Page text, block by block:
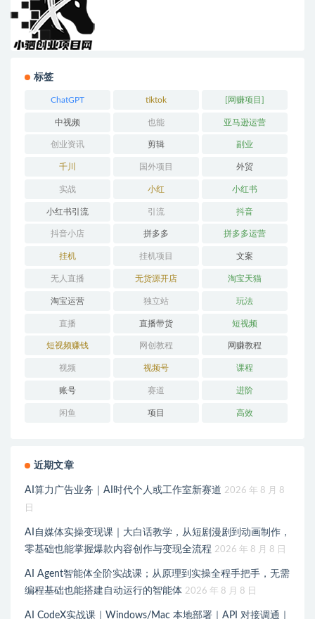
标签
ChatGPT tiktok [网赚项目]
中视频 也能 亚马逊运营
创业资讯 剪辑 副业
千川 国外项目 外贸
实战 小红 小红书
小红书引流 引流 抖音
抖音小店 拼多多 拼多多运营
挂机 挂机项目 文案
无人直播 无货源开店 淘宝天猫
淘宝运营 独立站 玩法
直播 直播带货 短视频
短视频赚钱 网创教程 网赚教程
视频 视频号 课程
账号 赛道 进阶
闲鱼 项目 高效
近期文章
AI算力广告业务｜AI时代个人或工作室新赛道 2026 年 8 月 8
日
AI自媒体实操变现课｜大白话教学，从短剧漫剧到动画制作，
零基础也能掌握爆款内容创作与变现全流程 2026 年 8 月 8 日
AI Agent智能体全阶实战课；从原理到实操全程手把手，无需
编程基础也能搭建自动运行的智能体 2026 年 8 月 8 日
AI CodeX实战课｜Windows/Mac 本地部署｜API 对接调通｜